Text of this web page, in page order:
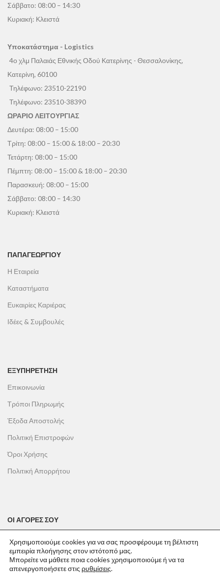
Σάββατο: 08:00 – 14:30
Κυριακή: Κλειστά
Υποκατάστημα - Logistics
4ο χλμ Παλαιάς Εθνικής Οδού Κατερίνης - Θεσσαλονίκης,
Κατερίνη, 60100
Τηλέφωνο: 23510-22190
Τηλέφωνο: 23510-38390
ΩΡΑΡΙΟ ΛΕΙΤΟΥΡΓΙΑΣ
Δευτέρα: 08:00 – 15:00
Τρίτη: 08:00 – 15:00 & 18:00 – 20:30
Τετάρτη: 08:00 – 15:00
Πέμπτη: 08:00 – 15:00 & 18:00 – 20:30
Παρασκευή: 08:00 – 15:00
Σάββατο: 08:00 – 14:30
Κυριακή: Κλειστά
ΠΑΠΑΓΕΩΡΓΊΟΥ
Η Εταιρεία
Καταστήματα
Ευκαιρίες Καριέρας
Ιδέες & Συμβουλές
ΕΞΥΠΗΡΕΤΗΣΗ
Επικοινωνία
Τρόποι Πληρωμής
Έξοδα Αποστολής
Πολιτική Επιστροφών
Όροι Χρήσης
Πολιτική Απορρήτου
ΟΙ ΑΓΟΡΕΣ ΣΟΥ
Το καλάθι σου
Οι παραγγελίες σου
Χρησιμοποιούμε cookies για να σας προσφέρουμε τη βέλτιστη
εμπειρία πλοήγησης στον ιστότοπό μας.
Μπορείτε να μάθετε ποια cookies χρησιμοποιούμε ή να τα
απενεργοποιήσετε στις ρυθμίσεις.